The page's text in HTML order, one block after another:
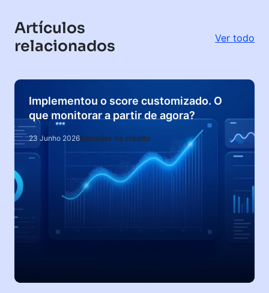
Artículos
relacionados
Ver todo
Implementou o score customizado. O
que monitorar a partir de agora?
23 Junho 2026Decisões de crédito